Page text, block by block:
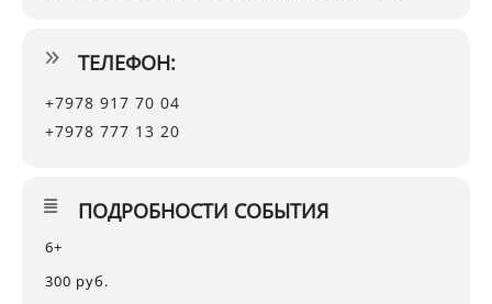
ТЕЛЕФОН:
+7978 917 70 04
+7978 777 13 20
ПОДРОБНОСТИ СОБЫТИЯ
6+
300 руб.